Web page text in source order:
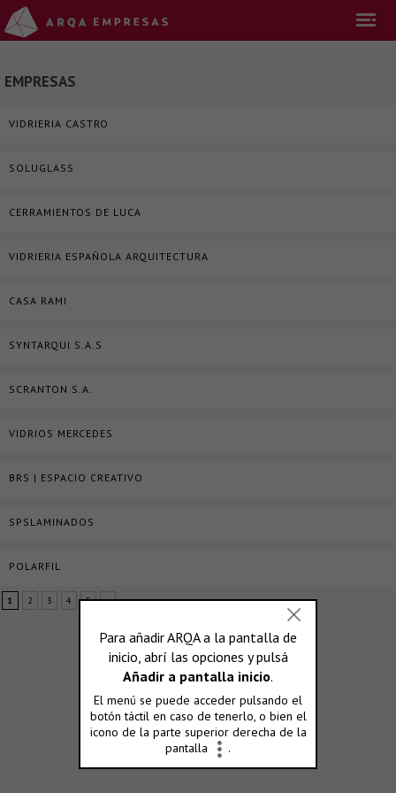
EMPRESAS
VIDRIERIA CASTRO
SOLUGLASS
CERRAMIENTOS DE LUCA
VIDRIERIA ESPAÑOLA ARQUITECTURA
CASA RAMI
SYNTARQUI S.A.S
SCRANTON S.A.
VIDRIOS MERCEDES
BRS | ESPACIO CREATIVO
SPSLAMINADOS
POLARFIL
1 2 3 4 5 »